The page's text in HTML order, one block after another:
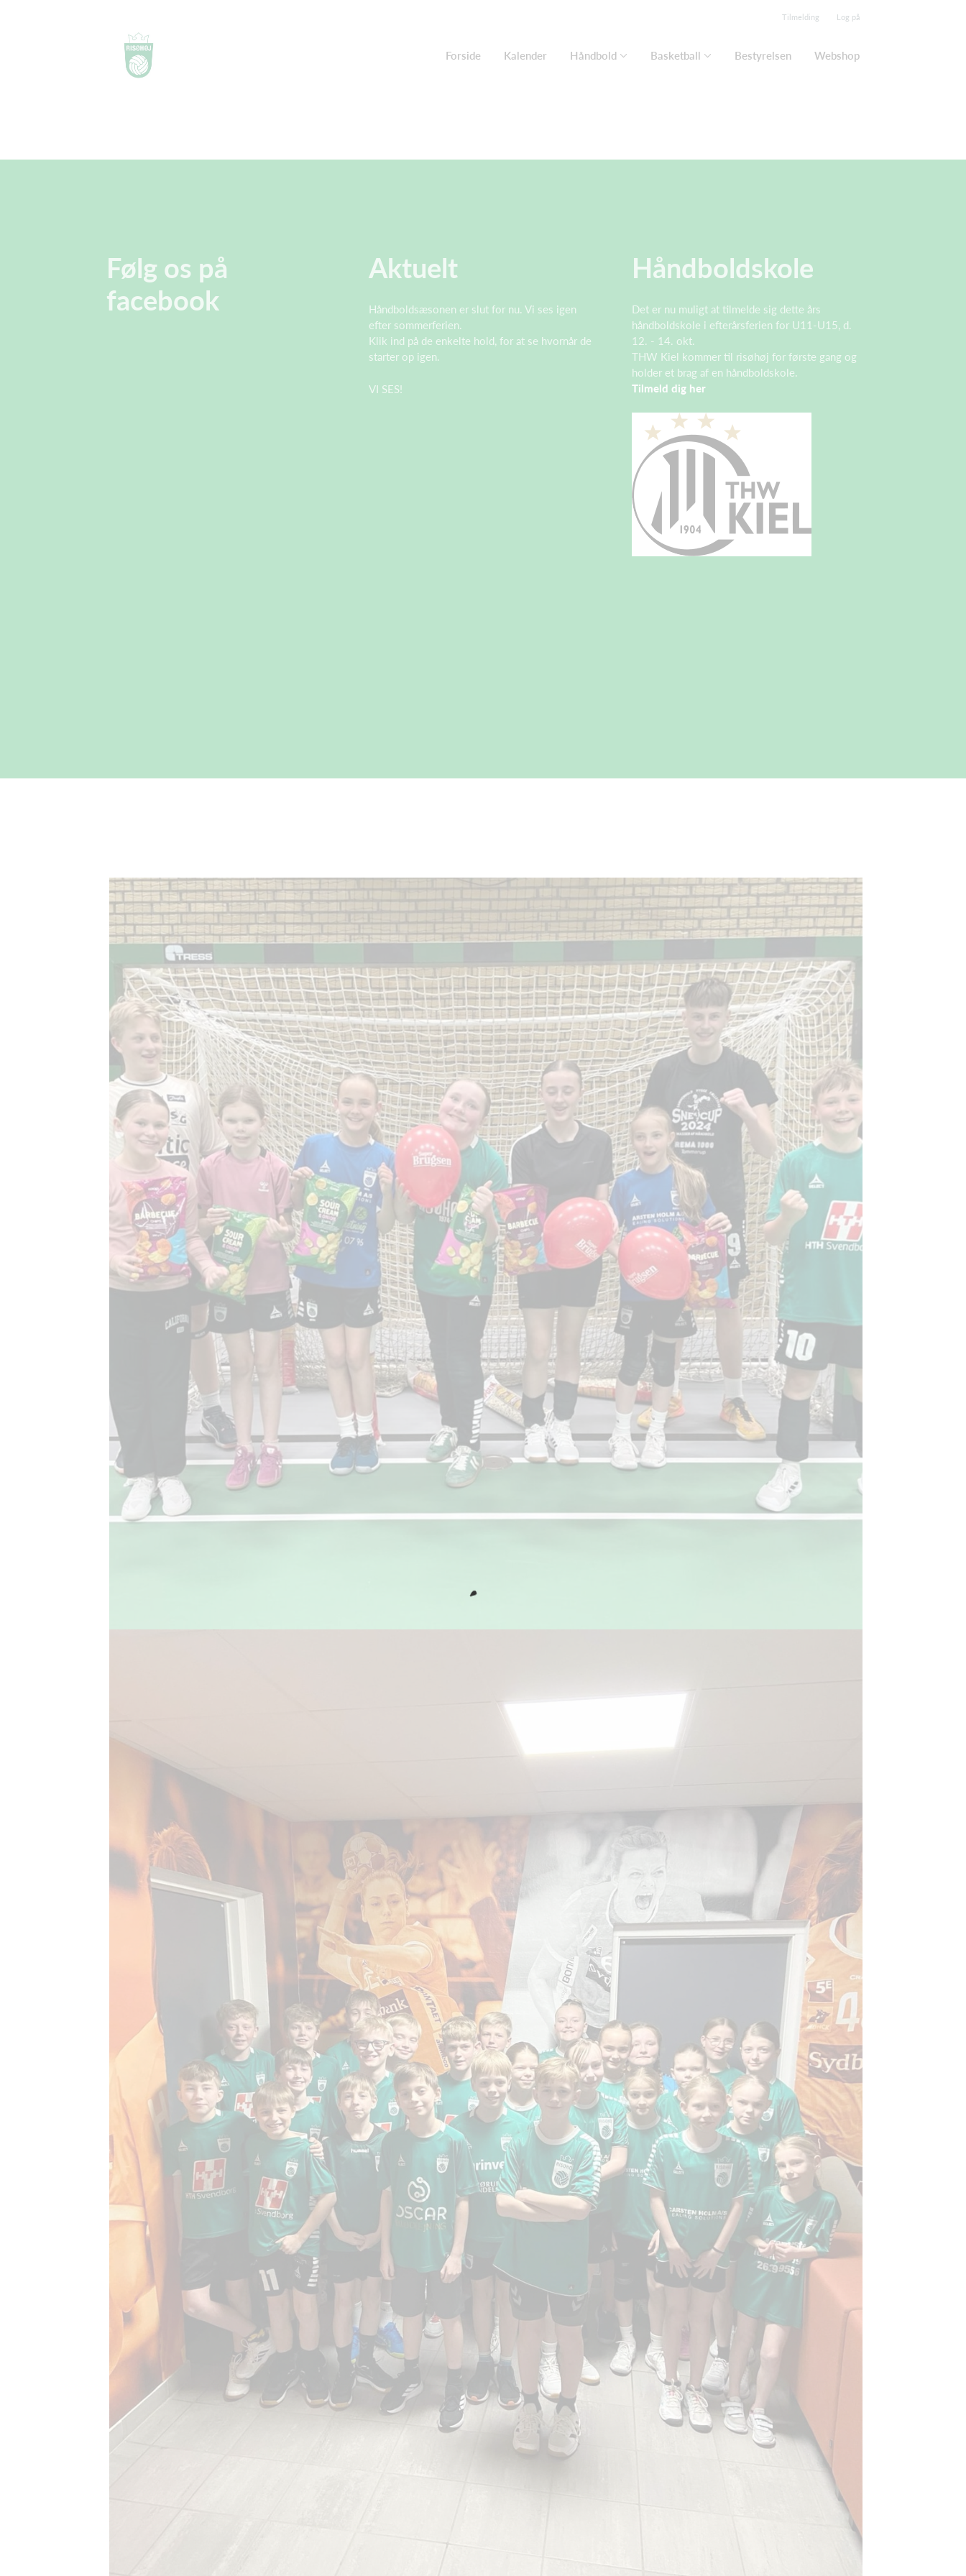
Tilmelding Log på
Forside Kalender Håndbold Basketball Bestyrelsen Webshop
Følg os på
facebook
Aktuelt
Håndboldsæsonen er slut for nu. Vi ses igen
efter sommerferien.
Klik ind på de enkelte hold, for at se hvornår de
starter op igen.
VI SES!
Håndboldskole
Det er nu muligt at tilmelde sig dette års
håndboldskole i efterårsferien for U11-U15, d.
12. - 14. okt.
THW Kiel kommer til risøhøj for første gang og
holder et brag af en håndboldskole.
Tilmeld dig her